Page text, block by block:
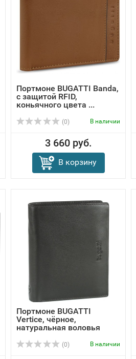
Портмоне BUGATTI Banda,
с защитой RFID,
коньячного цвета ...
(0) В наличии
3 660 руб.
В корзину
Портмоне BUGATTI
Vertice, чёрное,
натуральная воловья
(0) В наличии